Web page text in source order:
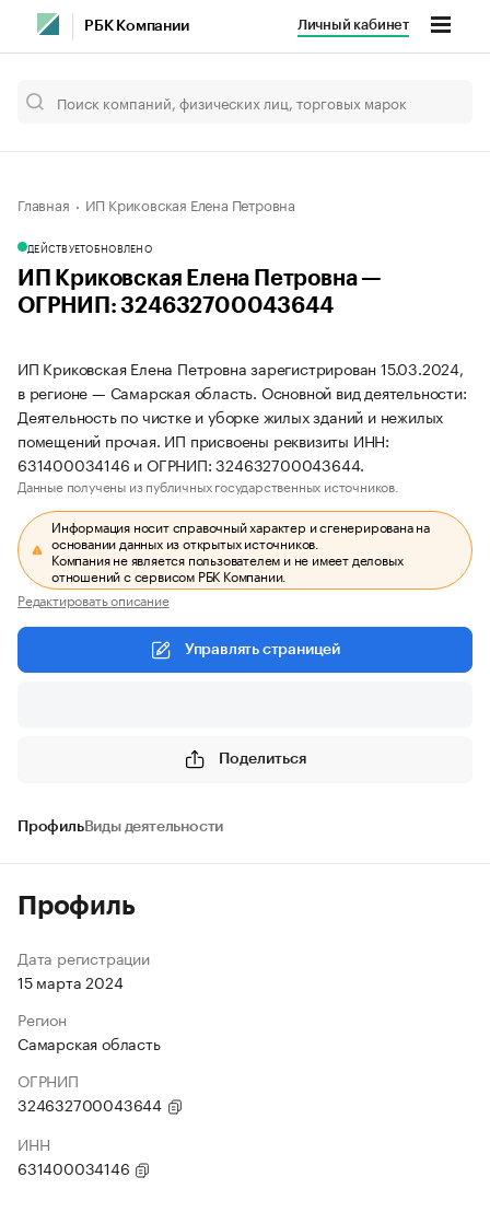
РБК Компании Личный кабинет
Главная ИП Криковская Елена Петровна
ДЕЙСТВУЕТОБНОВЛЕНО
ИП Криковская Елена Петровна —
ОГРНИП: 324632700043644
ИП Криковская Елена Петровна зарегистрирован 15.03.2024,
в регионе — Самарская область. Основной вид деятельности:
Деятельность по чистке и уборке жилых зданий и нежилых
помещений прочая. ИП присвоены реквизиты ИНН:
631400034146 и ОГРНИП: 324632700043644.
Данные получены из публичных государственных источников.
Информация носит справочный характер и сгенерирована на
основании данных из открытых источников.
Компания не является пользователем и не имеет деловых
отношений с сервисом РБК Компании.
Редактировать описание
Управлять страницей
Поделиться
ПрофильВиды деятельности
Профиль
Дата регистрации
15 марта 2024
Регион
Самарская область
ОГРНИП
324632700043644
ИНН
631400034146